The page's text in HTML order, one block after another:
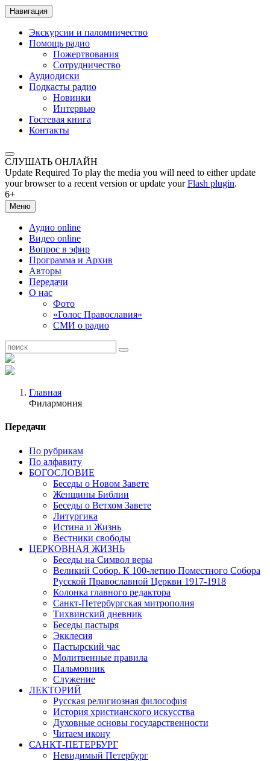
Навигация
Экскурсии и паломничество
Помощь радио
Пожертвования
Сотрудничество
Аудиодиски
Подкасты радио
Новинки
Интервью
Гостевая книга
Контакты
СЛУШАТЬ ОНЛАЙН
Update Required To play the media you will need to either update
your browser to a recent version or update yourFlash plugin.
6+
Меню
Аудио online
Видео online
Вопрос в эфир
Программа и Архив
Авторы
Передачи
О нас
Фото
«Голос Православия»
СМИ о радио
Главная
Филармония
Передачи
По рубрикам
По алфавиту
БОГОСЛОВИЕ
Беседы о Новом Завете
Женщины Библии
Беседы о Ветхом Завете
Литургика
Истина и Жизнь
Вестники свободы
ЦЕРКОВНАЯ ЖИЗНЬ
Беседы на Символ веры
Великий Собор. К 100-летию Поместного Собора
Русской Православной Церкви 1917-1918
Колонка главного редактора
Санкт-Петербургская митрополия
Тихвинский дневник
Беседы пастыря
Экклесия
Пастырский час
Молитвенные правила
Пальмовник
Служение
ЛЕКТОРИЙ
Русская религиозная философия
История христианского искусства
Духовные основы государственности
Читаем икону
САНКТ-ПЕТЕРБУРГ
Невидимый Петербург